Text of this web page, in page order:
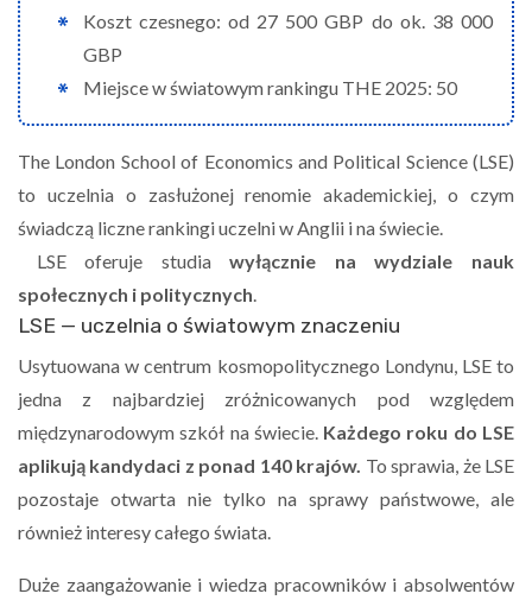
Koszt czesnego: od 27 500 GBP do ok. 38 000
GBP
Miejsce w światowym rankingu THE 2025: 50
The London School of Economics and Political Science (LSE)
to uczelnia o zasłużonej renomie akademickiej, o czym
świadczą liczne rankingi uczelni w Anglii i na świecie.
LSE oferuje studiawyłącznie na wydziale nauk
społecznych i politycznych
LSE — uczelnia o światowym znaczeniu
Usytuowana w centrum kosmopolitycznego Londynu, LSE to
jedna z najbardziej zróżnicowanych pod względem
międzynarodowym szkół na świecie. Każdego roku do LSE
aplikują kandydaci z ponad 140 krajów. To sprawia, że LSE
pozostaje otwarta nie tylko na sprawy państwowe, ale
również interesy całego świata.
Duże zaangażowanie i wiedza pracowników i absolwentów